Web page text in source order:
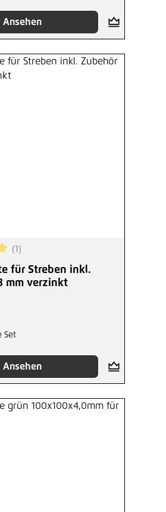
Ansehen
Bewertung von 5 von 5
(1)
für Streben inkl.
mm verzinkt
Set
Ansehen